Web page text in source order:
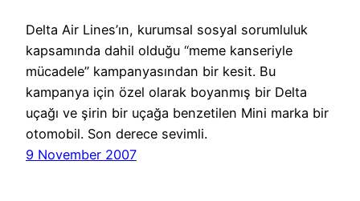
Delta Air Lines’ın, kurumsal sosyal sorumluluk
kapsamında dahil olduğu “meme kanseriyle
mücadele” kampanyasından bir kesit. Bu
kampanya için özel olarak boyanmış bir Delta
uçağı ve şirin bir uçağa benzetilen Mini marka bir
otomobil. Son derece sevimli.
9 November 2007